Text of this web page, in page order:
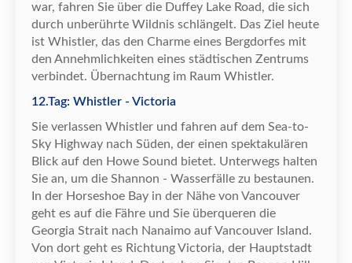
war, fahren Sie über die Duffey Lake Road, die sich
durch unberührte Wildnis schl ängelt. Das Ziel heute
ist Whistler, das den Charme eines Bergdorfes mit
den Annehmlichkeiten eines städtischen Zentrums
verbindet. Übernachtung im Raum Whistler.
12.Tag: Whistler - Victoria
Sie verlassen Whistler und fahren auf dem Sea-to-
Sky Highway nach Süden, der einen spektakul ären
Blick auf den Howe Sound bietet. Unterwegs halten
Sie an, um die Shannon - Wasserfä lle zu bestaunen.
In der Horseshoe Bay in der Nähe von Vancouver
geht es auf die Fähre und Sie überqueren die
Georgia Strait nach Nanaimo auf Vancouver Island.
Von dort geht es Richtung Victoria, der Hauptstadt